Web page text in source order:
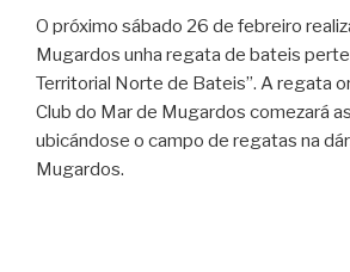
O próximo sábado 26 de febreiro
Mugardos unha regata de bateis
Territorial Norte de Bateis”. A regata
Club do Mar de Mugardos comezará
ubicándose o campo de regatas na
Mugardos.